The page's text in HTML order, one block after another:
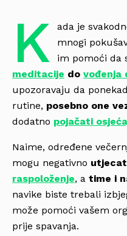
K
ada je
mnogi
im pomoći da
meditacije do vođenja
upozoravaju da
rutine, posebno one
dodatno pojačati
Naime, određene
mogu negativno
raspoloženje, a time i
navike biste trebali
može pomoći vašem
prije spavanja.